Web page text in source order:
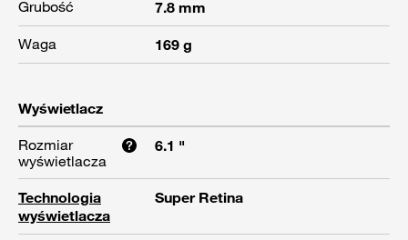
Grubość
7.8 mm
Waga
169 g
Wyświetlacz
Rozmiar
wyświetlacza
6.1 "
Technologia
wyświetlacza
Super Retina